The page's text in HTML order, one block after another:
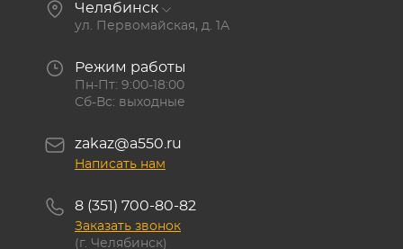
Челябинск
ул. Первомайская, д. 1А
Режим работы
Пн-Пт: 9:00-18:00
Сб-Вс: выходные
zakaz@a550.ru
Написать нам
8 (351) 700-80-82
Заказать звонок
(г. Челябинск)